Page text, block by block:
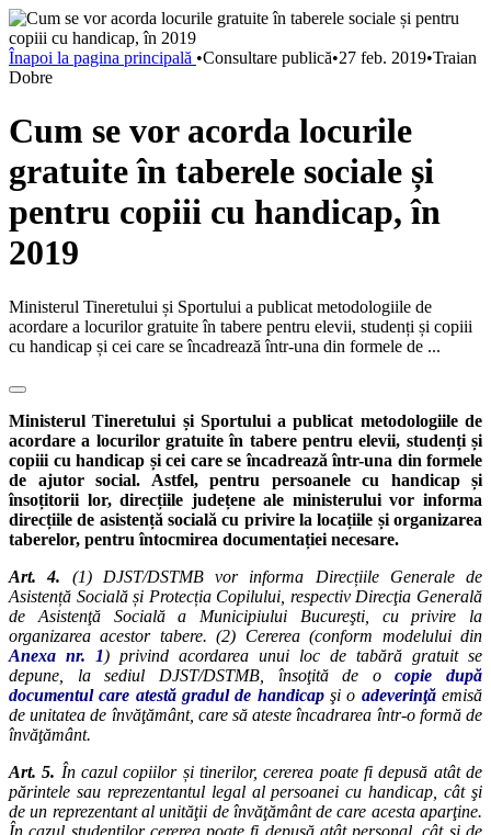
Înapoi la pagina principală •Consultare publică•27 feb. 2019•Traian
Dobre
Cum se vor acorda locurile
gratuite în taberele sociale și
pentru copiii cu handicap, în
2019
Ministerul Tineretului și Sportului a publicat metodologiile de
acordare a locurilor gratuite în tabere pentru elevii, studenți și copiii
cu handicap și cei care se încadrează într-una din formele de ...
Ministerul Tineretului și Sportului a publicat metodologiile de
acordare a locurilor gratuite în tabere pentru elevii, studenți și
copiii cu handicap și cei care se încadrează într-una din formele
de ajutor social. Astfel, pentru persoanele cu handicap și
însoțitorii lor, direcțiile județene ale ministerului vor informa
direcțiile de asistență socială cu privire la locațiile și organizarea
taberelor, pentru întocmirea documentației necesare.
Art. 4. (1) DJST/DSTMB vor informa Direcțiile Generale de
Asistență Socială și Protecția Copilului, respectiv Direcţia Generală
de Asistenţă Socială a Municipiului Bucureşti, cu privire la
organizarea acestor tabere. (2) Cererea (conform modelului din
Anexa nr. 1) privind acordarea unui loc de tabără gratuit se
depune, la sediul DJST/DSTMB, însoţită de ocopie după
documentul care atestă gradul de handicapşi o adeverinţăemisă
de unitatea de învăţământ, care să ateste încadrarea într-o formă de
învăţământ.
Art. 5. În cazul copiilor și tinerilor, cererea poate fi depusă atât de
părintele sau reprezentantul legal al persoanei cu handicap, cât şi
de un reprezentant al unităţii de învăţământ de care acesta aparţine.
În cazul studenţilor cererea poate fi depusă atât personal, cât şi de